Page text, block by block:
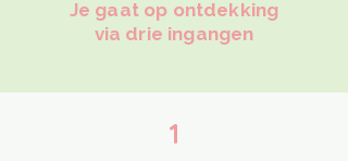
Je gaat op ontdekking
via drie ingangen
1